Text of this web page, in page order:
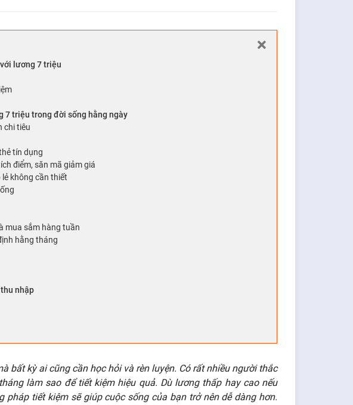
lương 7 triệu
7 triệu trong đời sống hằng ngày
chi tiêu
tín dụng
điểm, săn mã giảm giá
không cần thiết
mua sắm hàng tuần
hằng tháng
nhập
bất kỳ ai cũng cần học hỏi và rèn luyện. Có rất nhiều người thắc
làm sao để tiết kiệm hiệu quả. Dù lương thấp hay cao nếu
pháp tiết kiệm sẽ giúp cuộc sống của bạn trở nên dễ dàng hơn.